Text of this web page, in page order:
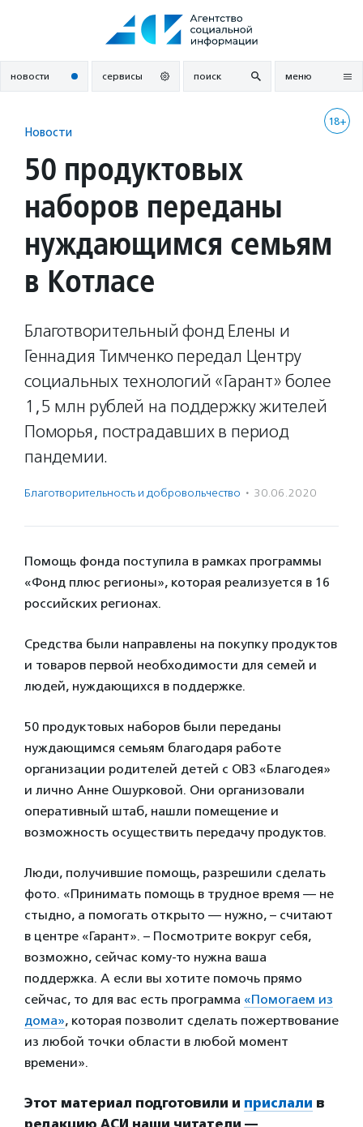
новости сервисы поиск меню
18+
Новости
50 продуктовых
наборов переданы
нуждающимся семьям
в Котласе
Благотворительный фонд Елены и
Геннадия Тимченко передал Центру
социальных технологий «Гарант» более
1,5 млн рублей на поддержку жителей
Поморья, пострадавших в период
пандемии.
Благотвори­тель­ность и доброволь­чест­во · 30.06.2020
Помощь фонда поступила в рамках программы
«Фонд плюс регионы», которая реализуется в 16
российских регионах.
Средства были направлены на покупку продуктов
и товаров первой необходимости для семей и
людей, нуждающихся в поддержке.
50 продуктовых наборов были переданы
нуждающимся семьям благодаря работе
организации родителей детей с ОВЗ «Благодея»
и лично Анне Ошурковой. Они организовали
оперативный штаб, нашли помещение и
возможность осуществить передачу продуктов.
Люди, получившие помощь, разрешили сделать
фото. «Принимать помощь в трудное время — не
стыдно, а помогать открыто — нужно, – считают
в центре «Гарант». – Посмотрите вокруг себя,
возможно, сейчас кому-то нужна ваша
поддержка. А если вы хотите помочь прямо
сейчас, то для вас есть программа «Помогаем из
дома», которая позволит сделать пожертвование
из любой точки области в любой момент
времени».
Этот материал подготовили и прислали в